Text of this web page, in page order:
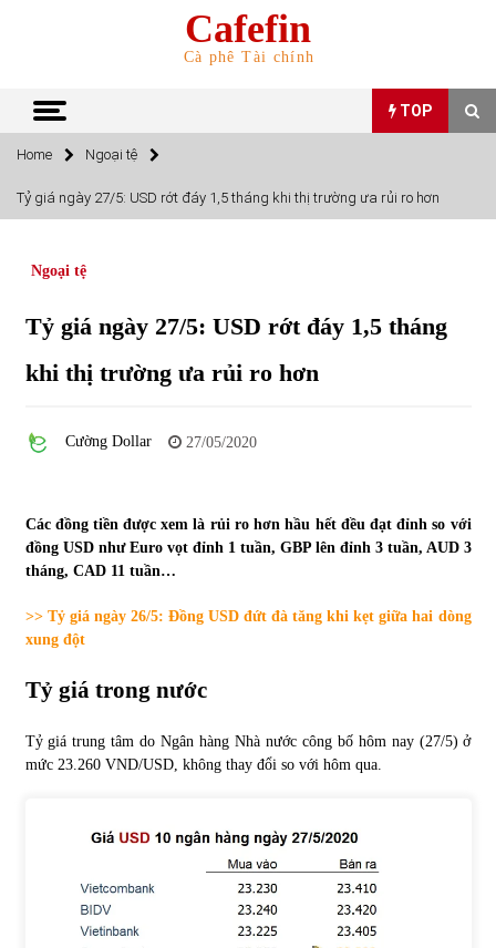
Cafefin
Cà phê Tài chính
TOP
TOP
Top 10 mặt hàng Việt Nam nhập khẩu nhiều nhất tháng
15/06/2022
Top 10 mặt hàng Việt Nam xuất khẩu nhiều nhất tháng
Tự doanh ngày 3.6.2022: CTCK mua ròng 28,7 tỷ đồng
Bất ổn từ các cuộc đấu giá đất ở Thanh Hoá
31/05/2022
Tiền gửi vào ngân hàng tiếp tục tăng mạnh
31/05/2022
S&P Ratings cập nhật xếp hạng tín nhiệm của
Home Ngoại tệ
Tỷ giá ngày 27/5: USD rớt đáy 1,5 tháng khi thị trường ưa rủi ro hơn
Ngoại tệ
Tỷ giá ngày 27/5: USD rớt đáy 1,5 tháng
khi thị trường ưa rủi ro hơn
Cường Dollar 27/05/2020
Các đồng tiền được xem là rủi ro hơn hầu hết đều đạt đỉnh so với
đồng USD như Euro vọt đỉnh 1 tuần, GBP lên đỉnh 3 tuần, AUD 3
tháng, CAD 11 tuần…
>> Tỷ giá ngày 26/5: Đồng USD đứt đà tăng khi kẹt giữa hai dòng
xung đột
Tỷ giá trong nước
Tỷ giá trung tâm do Ngân hàng Nhà nước công bố hôm nay (27/5) ở
mức 23.260 VND/USD, không thay đổi so với hôm qua.